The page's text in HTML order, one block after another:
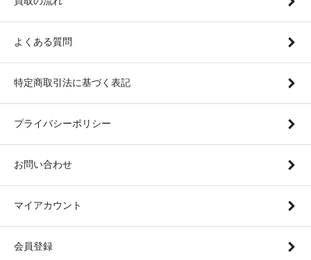
よくある質問
特定商取引法に基づく表記
プライバシーポリシー
お問い合わせ
マイアカウント
会員登録